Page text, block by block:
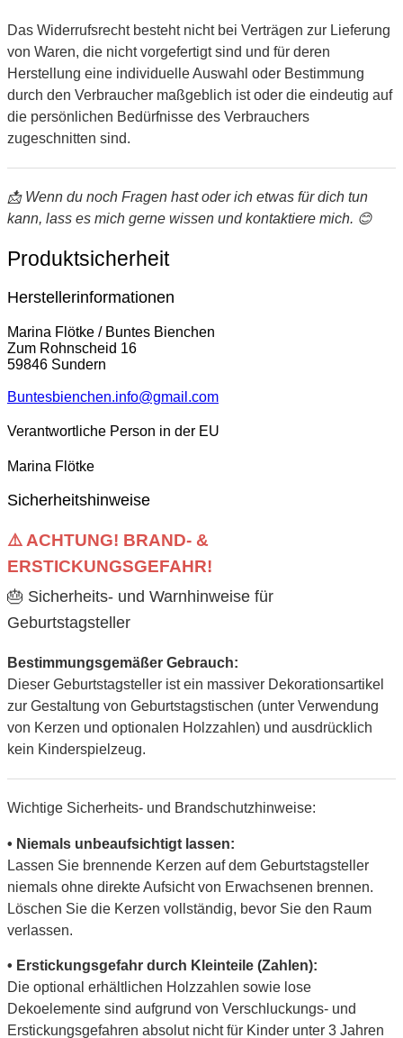
Das Widerrufsrecht besteht nicht bei Verträgen zur Lieferung
von Waren, die nicht vorgefertigt sind und für deren
Herstellung eine individuelle Auswahl oder Bestimmung
durch den Verbraucher maßgeblich ist oder die eindeutig auf
die persönlichen Bedürfnisse des Verbrauchers
zugeschnitten sind.
📩 Wenn du noch Fragen hast oder ich etwas für dich tun
kann, lass es mich gerne wissen und kontaktiere mich. 😊
Produktsicherheit
Herstellerinformationen
Marina Flötke / Buntes Bienchen
Zum Rohnscheid 16
59846 Sundern
Buntesbienchen.info@gmail.com
Verantwortliche Person in der EU
Marina Flötke
Sicherheitshinweise
⚠️ ACHTUNG! BRAND- &
ERSTICKUNGSGEFAHR!
🎂 Sicherheits- und Warnhinweise für
Geburtstagsteller
Bestimmungsgemäßer Gebrauch:
Dieser Geburtstagsteller ist ein massiver Dekorationsartikel
zur Gestaltung von Geburtstagstischen (unter Verwendung
von Kerzen und optionalen Holzzahlen) und ausdrücklich
kein Kinderspielzeug.
Wichtige Sicherheits- und Brandschutzhinweise:
• Niemals unbeaufsichtigt lassen:
Lassen Sie brennende Kerzen auf dem Geburtstagsteller
niemals ohne direkte Aufsicht von Erwachsenen brennen.
Löschen Sie die Kerzen vollständig, bevor Sie den Raum
verlassen.
• Erstickungsgefahr durch Kleinteile (Zahlen):
Die optional erhältlichen Holzzahlen sowie lose
Dekoelemente sind aufgrund von Verschluckungs- und
Erstickungsgefahren absolut nicht für Kinder unter 3 Jahren